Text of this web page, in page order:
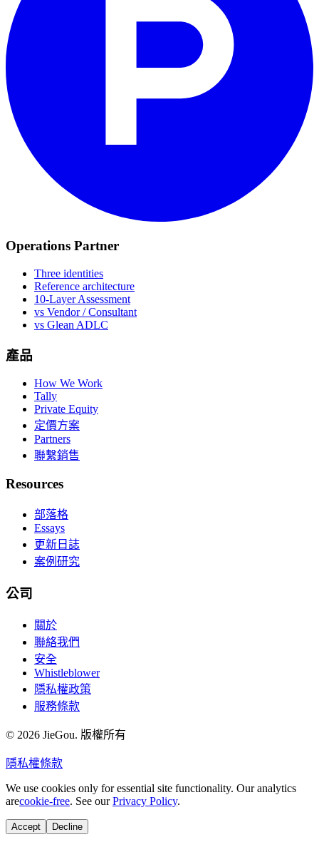
Operations Partner
Three identities
Reference architecture
10-Layer Assessment
vs Vendor / Consultant
vs Glean ADLC
產品
How We Work
Tally
Private Equity
定價方案
Partners
聯繫銷售
Resources
部落格
Essays
更新日誌
案例研究
公司
關於
聯絡我們
安全
Whistleblower
隱私權政策
服務條款
© 2026 JieGou. 版權所有
隱私權條款
We use cookies only for essential site functionality. Our analytics
arecookie-free. See ourPrivacy Policy.
Accept Decline